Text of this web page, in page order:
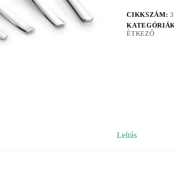
CIKKSZÁM:
ÉTKEZŐ
Leírás